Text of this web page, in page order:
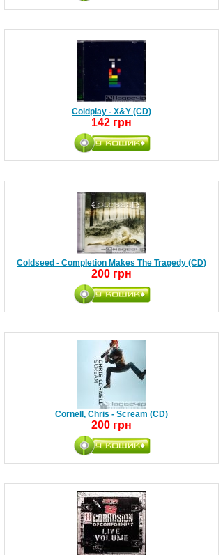
Coldplay - X&Y (CD)
142 грн
Coldseed - Completion Makes The Tragedy (CD)
200 грн
Cornell, Chris - Scream (CD)
200 грн